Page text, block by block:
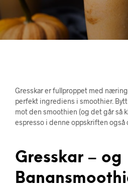
Gresskar er fullproppet med
perfekt ingrediens i smoothier.
mot den smoothien (og det går så
espresso i denne oppskriften også
Gresskar – og